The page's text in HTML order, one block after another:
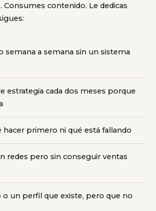
Consumes contenido. Le dedicas
semana a semana sin un sistema
estrategia cada dos meses porque
hacer primero ni qué está fallando
redes pero sin conseguir ventas
o un perfil que existe, pero que no